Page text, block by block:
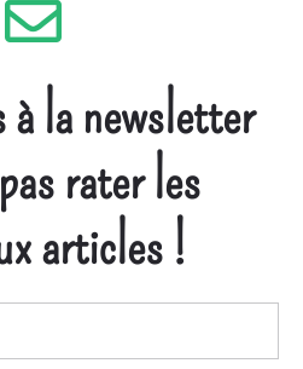
la newsletter
rater les
articles !